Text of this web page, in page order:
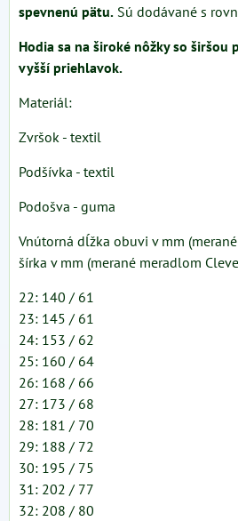
spevnenú pätu. Sú dodávané s
Hodia sa na široké nôžky so širšou
vyšší priehlavok.
Materiál:
Zvršok - textil
Podšívka - textil
Podošva - guma
Vnútorná dĺžka obuvi v mm
šírka v mm (merané meradlom
22: 140 / 61
23: 145 / 61
24: 153 / 62
25: 160 / 64
26: 168 / 66
27: 173 / 68
28: 181 / 70
29: 188 / 72
30: 195 / 75
31: 202 / 77
32: 208 / 80